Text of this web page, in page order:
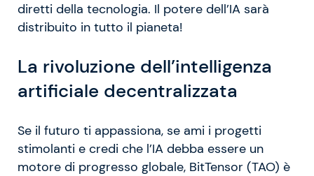
diretti della tecnologia. Il potere dell’IA sarà
distribuito in tutto il pianeta!
La rivoluzione dell’intelligenza
artificiale decentralizzata
Se il futuro ti appassiona, se ami i progetti
stimolanti e credi che l’IA debba essere un
motore di progresso globale, BitTensor (TAO) è